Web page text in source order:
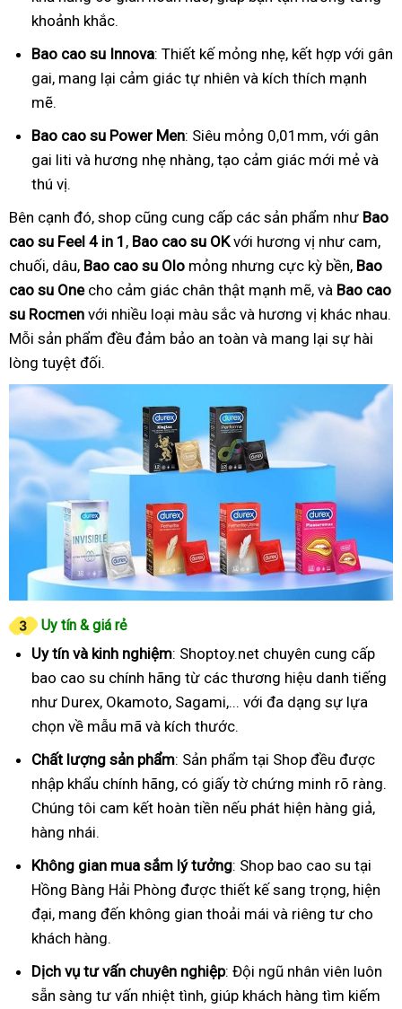
khoảnh khắc.
Bao cao su Innova: Thiết kế mỏng nhẹ, kết hợp với gân
gai, mang lại cảm giác tự nhiên và kích thích mạnh
mẽ.
Bao cao su Power Men: Siêu mỏng 0,01mm, với gân
gai liti và hương nhẹ nhàng, tạo cảm giác mới mẻ và
thú vị.
Bên cạnh đó, shop cũng cung cấp các sản phẩm như Bao
cao su Feel 4 in 1 , Bao cao su OKvới hương vị như cam,
chuối, dâu, Bao cao su Olo mỏng nhưng cực kỳ bền, Bao
cao su Onecho cảm giác chân thật mạnh mẽ, và Bao cao
su Rocmen với nhiều loại màu sắc và hương vị khác nhau.
Mỗi sản phẩm đều đảm bảo an toàn và mang lại sự hài
lòng tuyệt đối.
Uy tín & giá rẻ
Uy tín và kinh nghiệm: Shoptoy.net chuyên cung cấp
bao cao su chính hãng từ các thương hiệu danh tiếng
như Durex, Okamoto, Sagami,... với đa dạng sự lựa
chọn về mẫu mã và kích thước.
Chất lượng sản phẩm: Sản phẩm tại Shop đều được
nhập khẩu chính hãng, có giấy tờ chứng minh rõ ràng.
Chúng tôi cam kết hoàn tiền nếu phát hiện hàng giả,
hàng nhái.
Không gian mua sắm lý tưởng: Shop bao cao su tại
Hồng Bàng Hải Phòng được thiết kế sang trọng, hiện
đại, mang đến không gian thoải mái và riêng tư cho
khách hàng.
Dịch vụ tư vấn chuyên nghiệp: Đội ngũ nhân viên luôn
sẵn sàng tư vấn nhiệt tình, giúp khách hàng tìm kiếm